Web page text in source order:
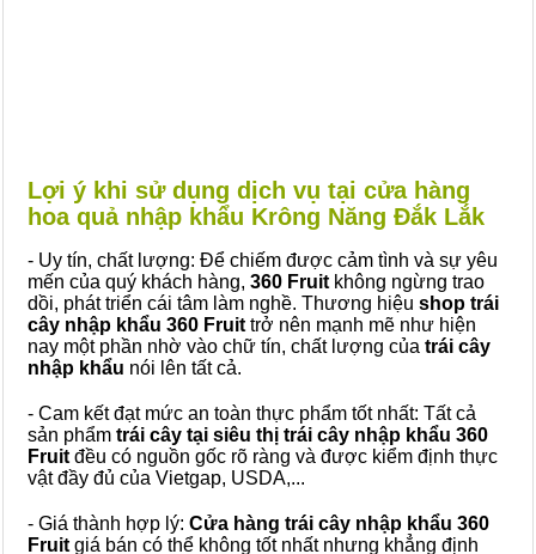
Lợi ý khi sử dụng dịch vụ tại cửa hàng
hoa quả nhập khẩu Krông Năng Đắk Lắk
- Uy tín, chất lượng: Để chiếm được cảm tình và sự yêu
mến của quý khách hàng, 360 Fruit không ngừng trao
dồi, phát triển cái tâm làm nghề. Thương hiệu shop trái
cây nhập khẩu 360 Fruit trở nên mạnh mẽ như hiện
nay một phần nhờ vào chữ tín, chất lượng của trái cây
nhập khẩu nói lên tất cả.
- Cam kết đạt mức an toàn thực phẩm tốt nhất: Tất cả
sản phẩm trái cây tại siêu thị trái cây nhập khẩu 360
Fruit đều có nguồn gốc rõ ràng và được kiểm định thực
vật đầy đủ của Vietgap, USDA,...
- Giá thành hợp lý: Cửa hàng trái cây nhập khẩu 360
Fruit giá bán có thể không tốt nhất nhưng khẳng định